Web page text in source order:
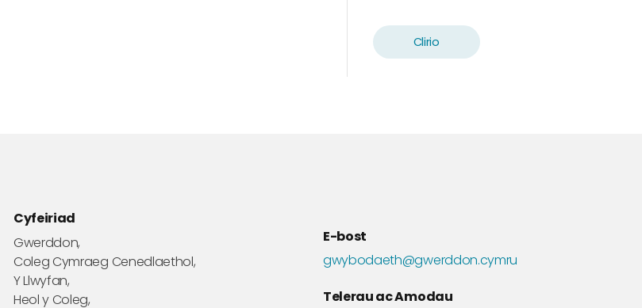
Cymraeg
Chwaraeon
Ieithoedd Modern
Llenyddiaeth Gymraeg
Clirio
Cyfeiriad
Gwerddon,
Coleg Cymraeg Cenedlaethol,
Y Llwyfan,
Heol y Coleg,
E-bost
gwybodaeth@gwerddon.cymru
Telerau ac Amodau